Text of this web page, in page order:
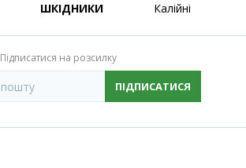
ШКІДНИКИ Калійні
Підписатися на розсилку
ПІДПИСАТИСЯ